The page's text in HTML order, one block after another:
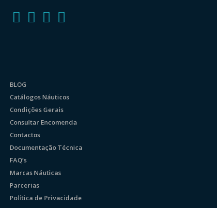
BLOG
Catálogos Náuticos
Condições Gerais
Consultar Encomenda
Contactos
Documentação Técnica
FAQ’s
Marcas Náuticas
Parcerias
Política de Privacidade